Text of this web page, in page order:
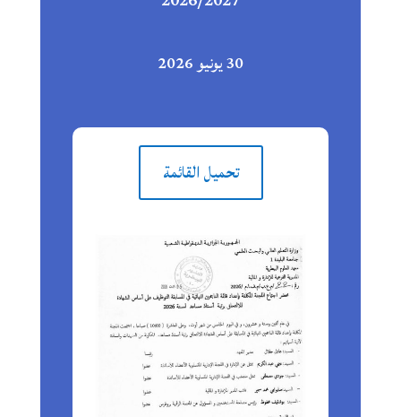
30 يونيو 2026
تحميل القائمة